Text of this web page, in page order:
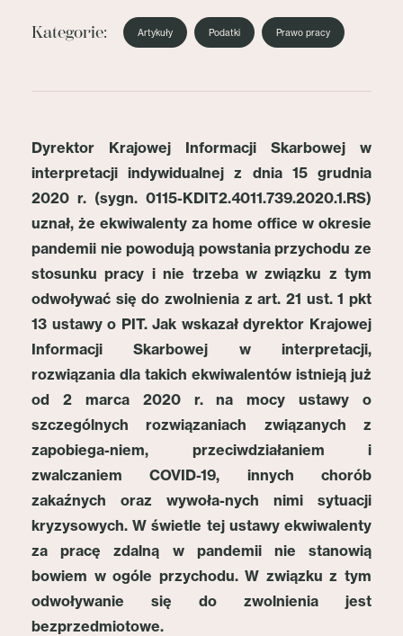
Kategorie: Artykuły Podatki Prawo pracy
Dyrektor Krajowej Informacji Skarbowej w
interpretacji indywidualnej z dnia 15 grudnia
2020 r. (sygn. 0115-KDIT2.4011.739.2020.1.RS)
uznał, że ekwiwalenty za home office w okresie
pandemii nie powodują powstania przychodu ze
stosunku pracy i nie trzeba w związku z tym
odwoływać się do zwolnienia z art. 21 ust. 1 pkt
13 ustawy o PIT. Jak wskazał dyrektor Krajowej
Informacji Skarbowej w interpretacji,
rozwiązania dla takich ekwiwalentów istnieją już
od 2 marca 2020 r. na mocy ustawy o
szczególnych rozwiązaniach związanych z
zapobiega-niem, przeciwdziałaniem i
zwalczaniem COVID-19, innych chorób
zakaźnych oraz wywoła-nych nimi sytuacji
kryzysowych. W świetle tej ustawy ekwiwalenty
za pracę zdalną w pandemii nie stanowią
bowiem w ogóle przychodu. W związku z tym
odwoływanie się do zwolnienia jest
bezprzedmiotowe.